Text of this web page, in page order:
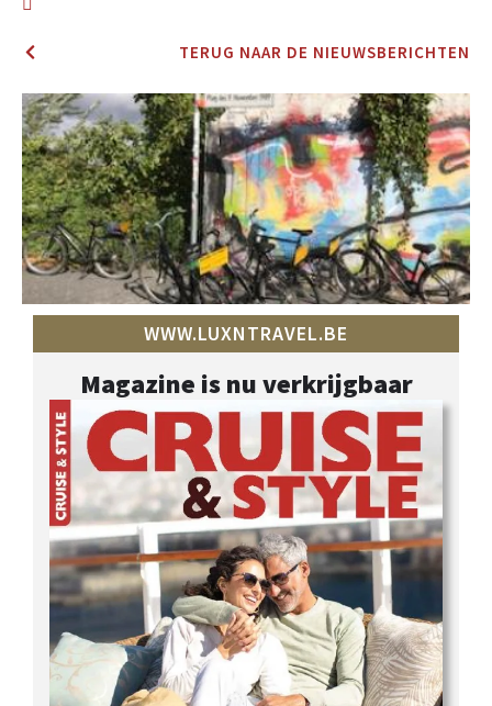
TERUG NAAR DE NIEUWSBERICHTEN
WWW.LUXNTRAVEL.BE
Magazine is nu verkrijgbaar